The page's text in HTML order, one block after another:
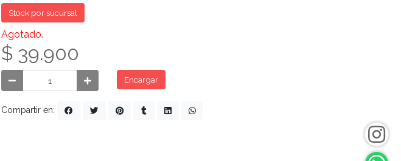
Stock por sucursal
Agotado.
$ 39.900
Encargar
Compartir en: